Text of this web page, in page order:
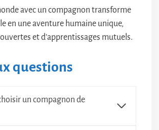
avec un compagnon transforme
en une aventure humaine unique,
et d’apprentissages mutuels.
questions
un compagnon de